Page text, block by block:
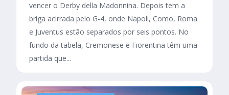
vencer o Derby della Madonnina. Depois tem a
briga acirrada pelo G-4, onde Napoli, Como, Roma
e Juventus estão separados por seis pontos. No
fundo da tabela, Cremonese e Fiorentina têm uma
partida que...